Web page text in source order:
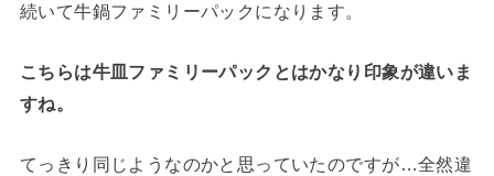
続いて牛鍋ファミリーパックになります。
こちらは牛皿ファミリーパックとはかなり印象が違いま
すね。
てっきり同じようなのかと思っていたのですが…全然違